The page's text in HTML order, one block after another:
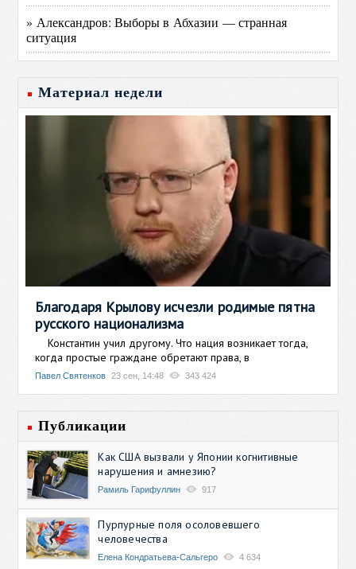
» Александров: Выборы в Абхазии — странная
ситуация
Материал недели
Благодаря Крылову исчезли родимые пятна
русского национализма
Константин учил другому. Что нация возникает тогда,
когда простые граждане обретают права, в
Павел Святенков 23 сен, 14:48 343 424
Публикации
Как США вызвали у Японии когнитивные
нарушения и амнезию?
Рамиль Гарифуллин 917
Пурпурные поля осоловевшего
человечества
Елена Кондратьева-Сальгеро 4 634